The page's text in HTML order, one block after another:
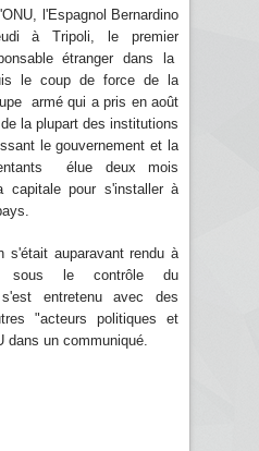
l'Espagnol Bernardino
à Tripoli, le premier
étranger dans la
le coup de force de la
armé qui a pris en août
la plupart des institutions
le gouvernement et la
élue deux mois
capitale pour s'installer à
s'était auparavant rendu à
sous le contrôle du
entretenu avec des
"acteurs politiques et
dans un communiqué.